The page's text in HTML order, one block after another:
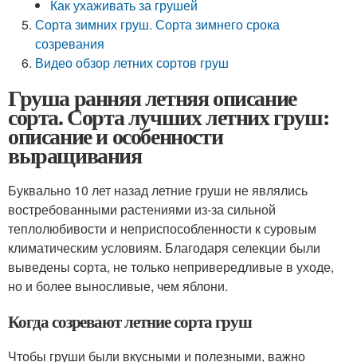
Как ухаживать за грушей
Сорта зимних груш. Сорта зимнего срока
созревания
Видео обзор летних сортов груш
Груша ранняя летняя описание
сорта. Сорта лучших летних груш:
описание и особенности
выращивания
Буквально 10 лет назад летние груши не являлись
востребованными растениями из-за сильной
теплолюбивости и неприспособленности к суровым
климатическим условиям. Благодаря селекции были
выведены сорта, не только непривередливые в уходе,
но и более выносливые, чем яблони.
Когда созревают летние сорта груш
Чтобы груши были вкусными и полезными, важно